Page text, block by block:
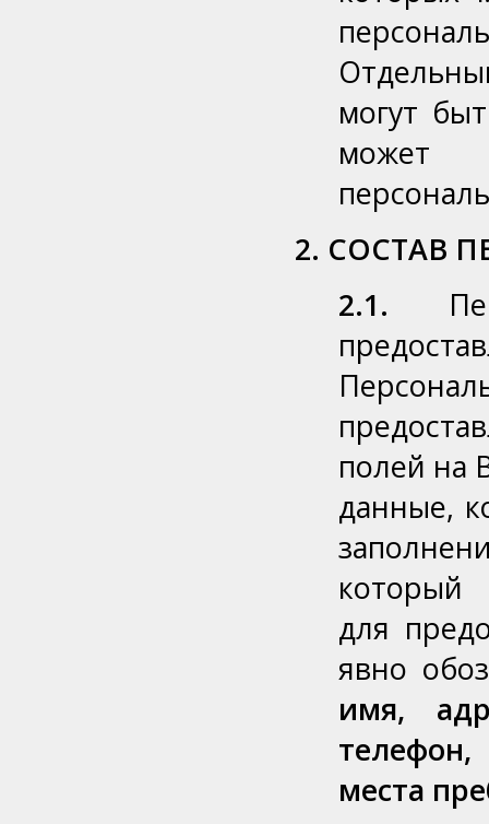
могут
может
2. СОСТАВ
2.1.
полей на
данные,
который
для
явно
имя,
места